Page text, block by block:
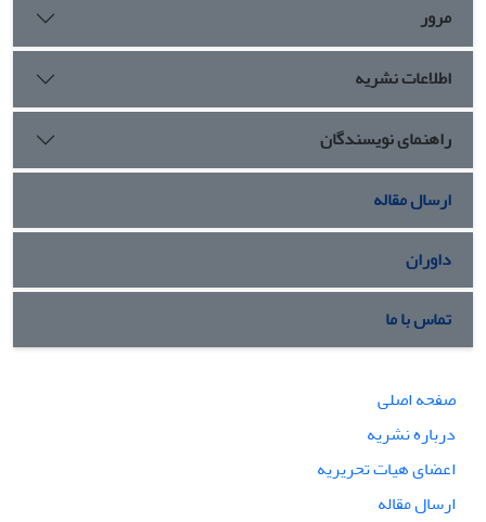
مرور
اطلاعات نشریه
راهنمای نویسندگان
ارسال مقاله
داوران
تماس با ما
صفحه اصلی
درباره نشریه
اعضای هیات تحریریه
ارسال مقاله